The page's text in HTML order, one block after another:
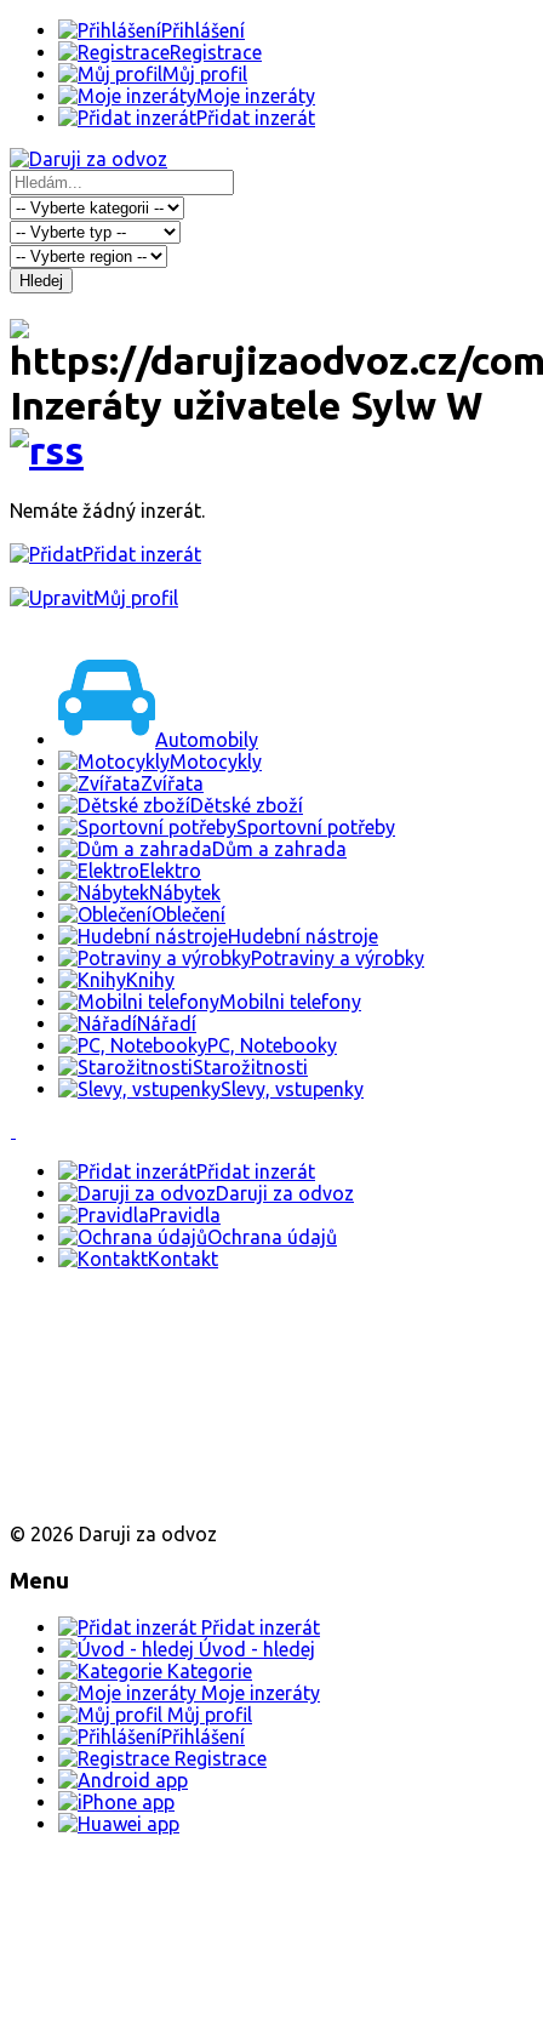
Přihlášení
Registrace
Můj profil
Moje inzeráty
Přidat inzerát
Hledej
Inzeráty uživatele Sylw W
Nemáte žádný inzerát.
Přidat inzerát
Můj profil
Automobily
Motocykly
Zvířata
Dětské zboží
Sportovní potřeby
Dům a zahrada
Elektro
Nábytek
Oblečení
Hudební nástroje
Potraviny a výrobky
Knihy
Mobilni telefony
Nářadí
PC, Notebooky
Starožitnosti
Slevy, vstupenky
Přidat inzerát
Daruji za odvoz
Pravidla
Ochrana údajů
Kontakt
© 2026 Daruji za odvoz
Menu
Přidat inzerát
Úvod - hledej
Kategorie
Moje inzeráty
Můj profil
Přihlášení
Registrace